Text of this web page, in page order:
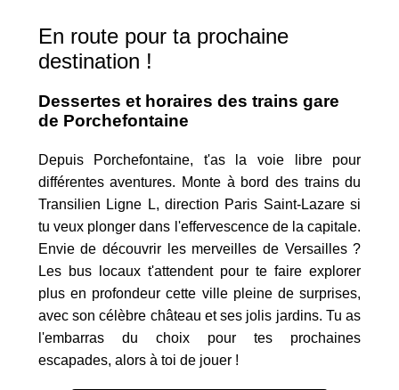
En route pour ta prochaine
destination !
Dessertes et horaires des trains gare
de Porchefontaine
Depuis Porchefontaine, t'as la voie libre pour
différentes aventures. Monte à bord des trains du
Transilien Ligne L, direction Paris Saint-Lazare si
tu veux plonger dans l'effervescence de la capitale.
Envie de découvrir les merveilles de Versailles ?
Les bus locaux t'attendent pour te faire explorer
plus en profondeur cette ville pleine de surprises,
avec son célèbre château et ses jolis jardins. Tu as
l'embarras du choix pour tes prochaines
escapades, alors à toi de jouer !